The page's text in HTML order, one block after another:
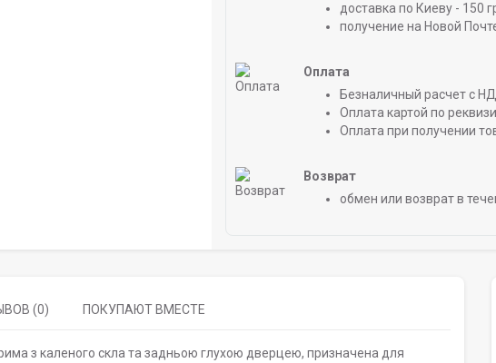
доставка по Киеву - 150
получение на Новой
Оплата
Безналичный расчет с
Оплата картой по
Оплата при получении
Возврат
обмен или возврат в
(0) ПОКУПАЮТ ВМЕСТЕ
з каленого скла та задньою глухою дверцею, призначена для